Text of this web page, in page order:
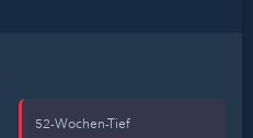
52-Wochen-Tief